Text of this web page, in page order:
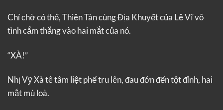
Chỉ chờ có thế, Thiên Tàn cùng Địa Khuyết của Lê Vĩ vô
tình cắm thẳng vào hai mắt của nó.
“XÀ!”
Nhị Vỹ Xà tê tâm liệt phế tru lên, đau đớn đến tột đỉnh, hai
mắt mù loà.